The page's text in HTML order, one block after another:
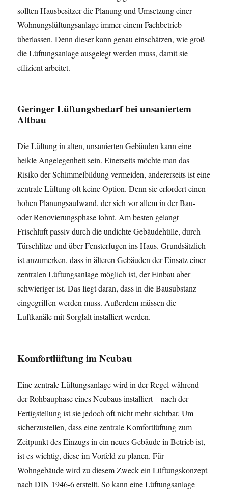
sollten Hausbesitzer die Planung und Umsetzung einer
Wohnungslüftungsanlage immer einem Fachbetrieb
überlassen. Denn dieser kann genau einschätzen, wie groß
die Lüftungsanlage ausgelegt werden muss, damit sie
effizient arbeitet.
Geringer Lüftungsbedarf bei unsaniertem
Altbau
Die Lüftung in alten, unsanierten Gebäuden kann eine
heikle Angelegenheit sein. Einerseits möchte man das
Risiko der Schimmelbildung vermeiden, andererseits ist eine
zentrale Lüftung oft keine Option. Denn sie erfordert einen
hohen Planungsaufwand, der sich vor allem in der Bau-
oder Renovierungsphase lohnt. Am besten gelangt
Frischluft passiv durch die undichte Gebäudehülle, durch
Türschlitze und über Fensterfugen ins Haus. Grundsätzlich
ist anzumerken, dass in älteren Gebäuden der Einsatz einer
zentralen Lüftungsanlage möglich ist, der Einbau aber
schwieriger ist. Das liegt daran, dass in die Bausubstanz
eingegriffen werden muss. Außerdem müssen die
Luftkanäle mit Sorgfalt installiert werden.
Komfortlüftung im Neubau
Eine zentrale Lüftungsanlage wird in der Regel während
der Rohbauphase eines Neubaus installiert – nach der
Fertigstellung ist sie jedoch oft nicht mehr sichtbar. Um
sicherzustellen, dass eine zentrale Komfortlüftung zum
Zeitpunkt des Einzugs in ein neues Gebäude in Betrieb ist,
ist es wichtig, diese im Vorfeld zu planen. Für
Wohngebäude wird zu diesem Zweck ein Lüftungskonzept
nach DIN 1946-6 erstellt. So kann eine Lüftungsanlage